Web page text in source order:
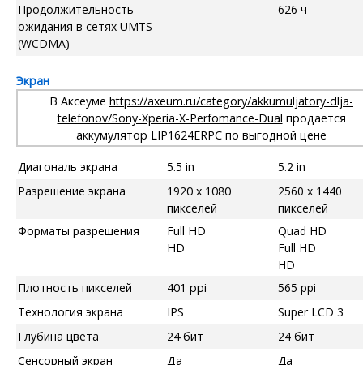
Продолжительность
ожидания в сетях UMTS
(WCDMA)
-- 626 ч
Экран
В Аксеуме https://axeum.ru/category/akkumuljatory-dlja-
telefonov/Sony-Xperia-X-Perfomance-Dual продается
аккумулятор LIP1624ERPC по выгодной цене
Диагональ экрана 5.5 in
5.2 in
Разрешение экрана
1920 x 1080
пикселей
2560 x 1440
пикселей
Форматы разрешения
Full HD
HD
Quad HD
Full HD
HD
Плотность пикселей
401 ppi
565 ppi
Технология экрана
IPS
Super LCD 3
Глубина цвета
24 бит
24 бит
Сенсорный экран
Да Да